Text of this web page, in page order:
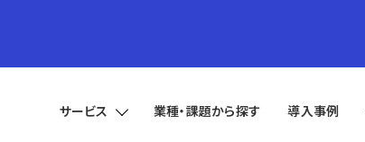
サービス 業種・課題から探す 導入事例